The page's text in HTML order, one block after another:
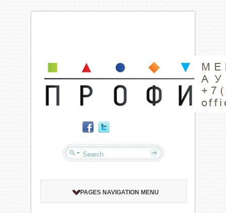
PAGES NAVIGATION MENU